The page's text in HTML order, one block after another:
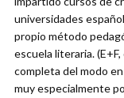
universidades
propio método
escuela literaria.
completa del modo
muy especialmente